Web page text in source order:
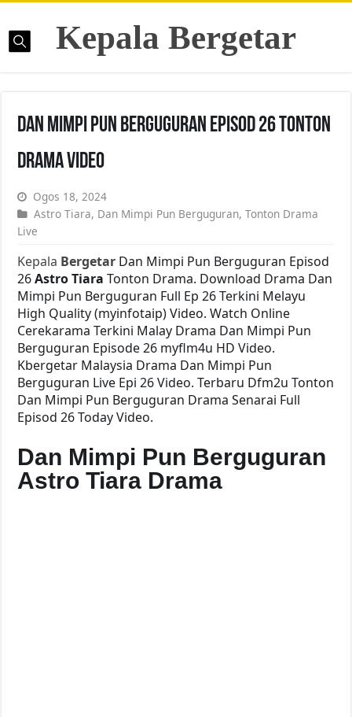
Kepala Bergetar
Dan Mimpi Pun Berguguran Episod 26 Tonton
Drama Video
Ogos 18, 2024
Astro Tiara, Dan Mimpi Pun Berguguran,Tonton Drama
Live
Kepala Bergetar Dan Mimpi Pun Berguguran Episod
26Astro TiaraTonton Drama. Download Drama Dan
Mimpi Pun Berguguran Full Ep 26 Terkini Melayu
High Quality (myinfotaip) Video. Watch Online
Cerekarama Terkini Malay Drama Dan Mimpi Pun
Berguguran Episode 26 myflm4u HD Video.
Kbergetar Malaysia Drama Dan Mimpi Pun
Berguguran Live Epi 26 Video. Terbaru Dfm2u Tonton
Dan Mimpi Pun Berguguran Drama Senarai Full
Episod 26 Today Video.
Dan Mimpi Pun Berguguran
Astro Tiara Drama